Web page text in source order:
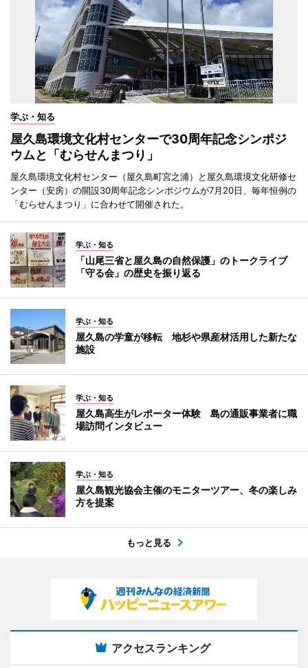
学ぶ・知る
屋久島環境文化村センターで30周年記念シンポジ
ウムと「むらせんまつり」
屋久島環境文化村センター（屋久島町宮之浦）と屋久島環境文化研修セ
ンター（安房）の開設30周年記念シンポジウムが7月20日、毎年恒例の
「むらせんまつり」に合わせて開催された。
学ぶ・知る
「山尾三省と屋久島の自然保護」のトークライブ
「守る会」の歴史を振り返る
学ぶ・知る
屋久島の学童が移転 地杉や県産材活用した新たな
施設
学ぶ・知る
屋久島高生がレポーター体験 島の通販事業者に職
場訪問インタビュー
学ぶ・知る
屋久島観光協会主催のモニターツアー、冬の楽しみ
方を提案
もっと見る
アクセスランキング